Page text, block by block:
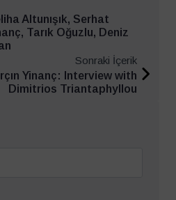
Altunışık, Serhat
Tarık Oğuzlu, Deniz
Sonraki İçerik
Yinanç: Interview with
Dimitrios Triantaphyllou